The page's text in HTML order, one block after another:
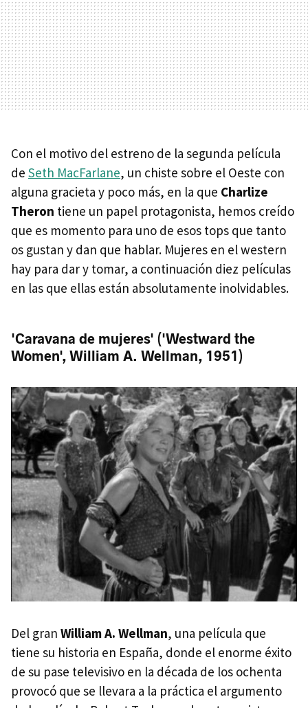
Con el motivo del estreno de la segunda película
de Seth MacFarlane, un chiste sobre el Oeste con
alguna gracieta y poco más, en la que Charlize
Theron tiene un papel protagonista, hemos creído
que es momento para uno de esos tops que tanto
os gustan y dan que hablar. Mujeres en el western
hay para dar y tomar, a continuación diez películas
en las que ellas están absolutamente inolvidables.
'Caravana de mujeres' ('Westward the
Women', William A. Wellman, 1951)
Del gran William A. Wellman, una película que
tiene su historia en España, donde el enorme éxito
de su pase televisivo en la década de los ochenta
provocó que se llevara a la práctica el argumento